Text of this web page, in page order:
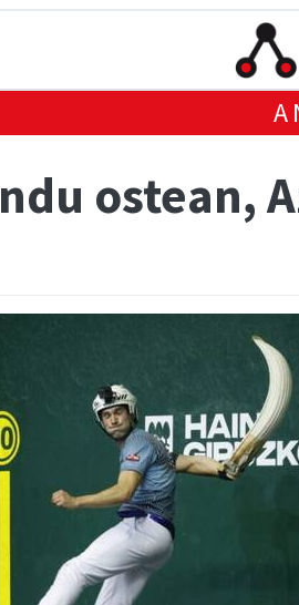
ostean,